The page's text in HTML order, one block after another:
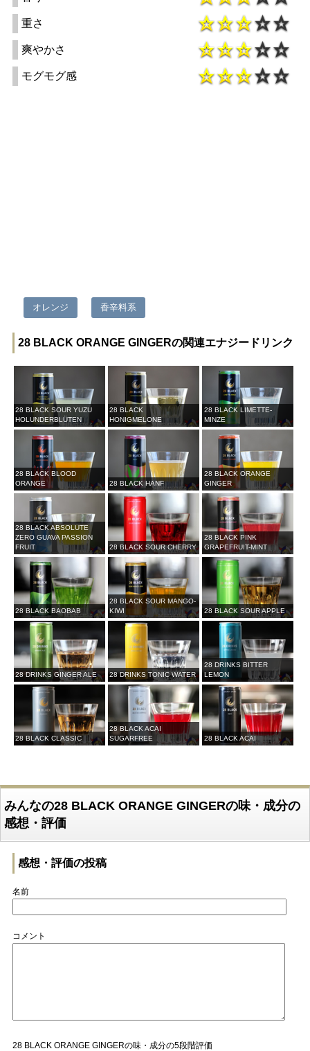
重さ
爽やかさ
モグモグ感
オレンジ 香辛料系
28 BLACK ORANGE GINGERの関連エナジードリンク
28 BLACK SOUR YUZU
HOLUNDERBLÜTEN
28 BLACK
HONIGMELONE
28 BLACK LIMETTE-
MINZE
28 BLACK BLOOD
ORANGE
28 BLACK HANF
28 BLACK ORANGE
GINGER
28 BLACK ABSOLUTE
ZERO GUAVA PASSION
FRUIT
28 BLACK SOUR CHERRY
28 BLACK PINK
GRAPEFRUIT-MINT
28 BLACK BAOBAB
28 BLACK SOUR MANGO-
KIWI
28 BLACK SOUR APPLE
28 DRINKS GINGER ALE 28 DRINKS TONIC WATER
28 DRINKS BITTER
LEMON
28 BLACK CLASSIC
28 BLACK ACAI
SUGARFREE
28 BLACK ACAI
みんなの28 BLACK ORANGE GINGERの味・成分の
感想・評価
感想・評価の投稿
名前
コメント
28 BLACK ORANGE GINGERの味・成分の5段階評価